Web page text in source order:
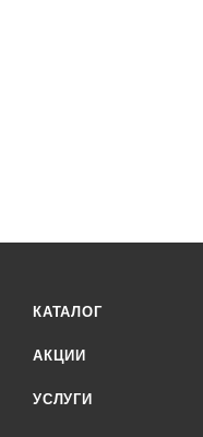
КАТАЛОГ
АКЦИИ
УСЛУГИ